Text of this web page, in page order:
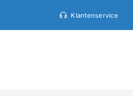
Klantenservice